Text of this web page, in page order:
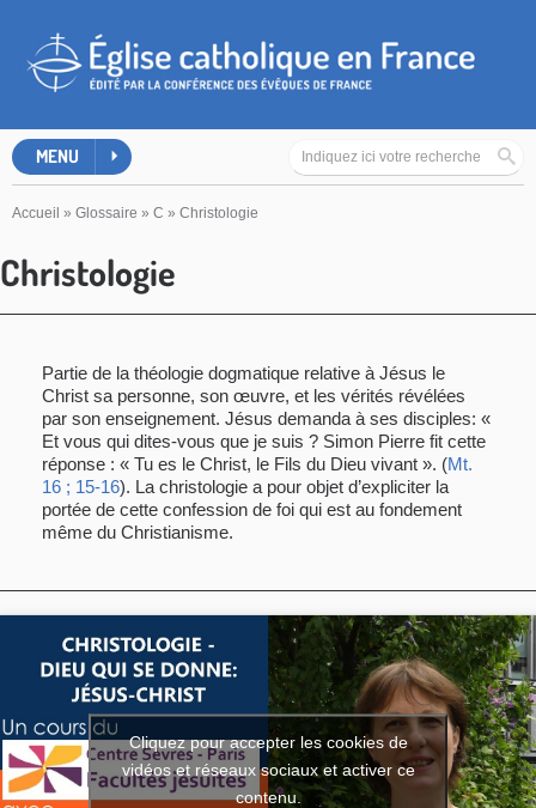
MENU
Accueil » Glossaire » C » Christologie
Christologie
Partie de la théologie dogmatique relative à Jésus le
Christ sa personne, son œuvre, et les vérités révélées
par son enseignement. Jésus demanda à ses disciples: «
Et vous qui dites-vous que je suis ? Simon Pierre fit cette
réponse : « Tu es le Christ, le Fils du Dieu vivant ». (Mt.
16 ; 15-16). La christologie a pour objet d’expliciter la
portée de cette confession de foi qui est au fondement
même du Christianisme.
Cliquez pour accepter les cookies de
vidéos et réseaux sociaux et activer ce
contenu.